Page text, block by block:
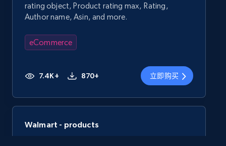
rating object, Product rating max, Rating,
Author name, Asin, and more.
eCommerce
7.4K+ 870+ 立即购买
Walmart - products